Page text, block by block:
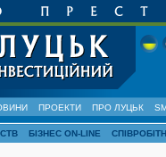
ПРОЕКТИ ПРО ЛУЦЬК
БІЗНЕС ON-LINE